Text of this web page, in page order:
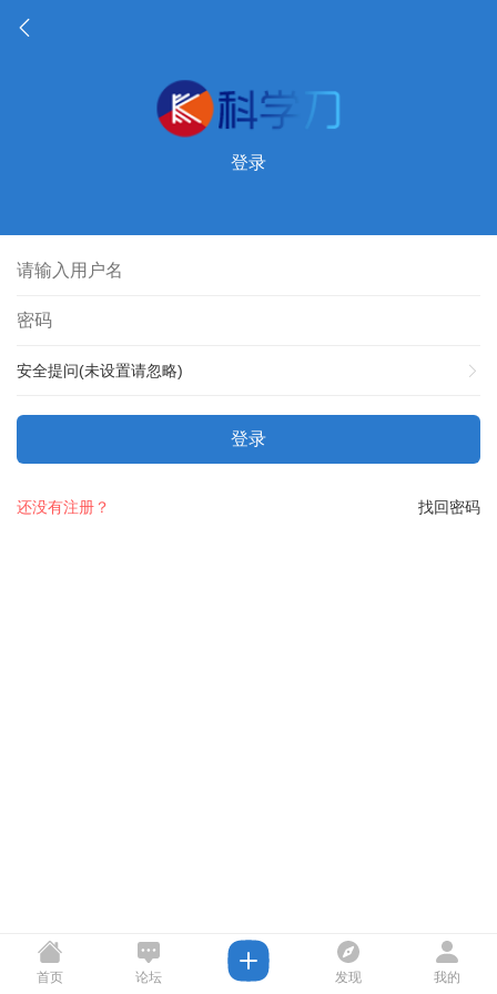
登录
安全提问(未设置请忽略)
登录
找回密码
还没有注册？
首页 论坛 发现 我的